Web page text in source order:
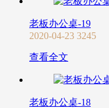
老板办公桌-19
2020-04-23 3245
查看全文
老板办公桌-18